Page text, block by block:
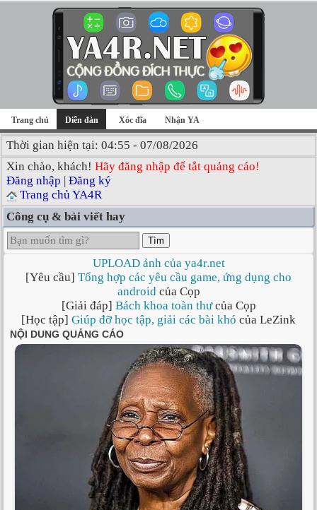
Trang chủ Diễn đàn Xóc đĩa Nhận YA
Thời gian hiện tại: 04:55 - 07/08/2026
Xin chào, khách! Hãy đăng nhập để tắt quảng cáo!
Đăng nhập | Đăng ký
Trang chủ YA4R
Công cụ & bài viết hay
Tìm
UPLOAD ảnh của ya4r.net
[Yêu cầu] Tổng hợp các yêu cầu game, ứng dụng cho
androidcủa Cọp
[Giải đáp] Bách khoa toàn thưcủa Cọp
[Học tập] Giúp đỡ học tập, giải các bài khó của LeZink